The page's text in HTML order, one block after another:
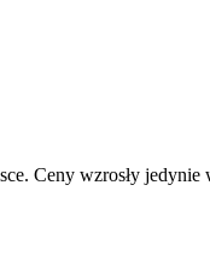
Ceny wzrosły